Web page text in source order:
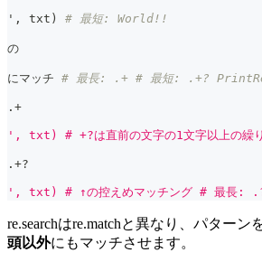
' , txt ) # 最短: World!!
の
にマッチ # 最長: .+ # 最短: .+?
. +
', txt) # +?は直前の文字の1文字以上の
. +?
', txt) # ↑の控えめマッチング # 最長
re.searchはre.matchと異なり、パターン
頭以外にもマッチさせます。